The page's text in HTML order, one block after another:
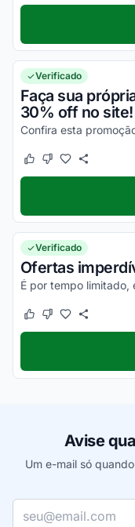
Verificado
Faça sua
30% off no site!
Este cupom funcionou
Este cupom não
Verificado
Ofertas
É por tempo limitado,
Este cupom funcionou
Este cupom não
Avise
Um e-mail só
Seu e-mail